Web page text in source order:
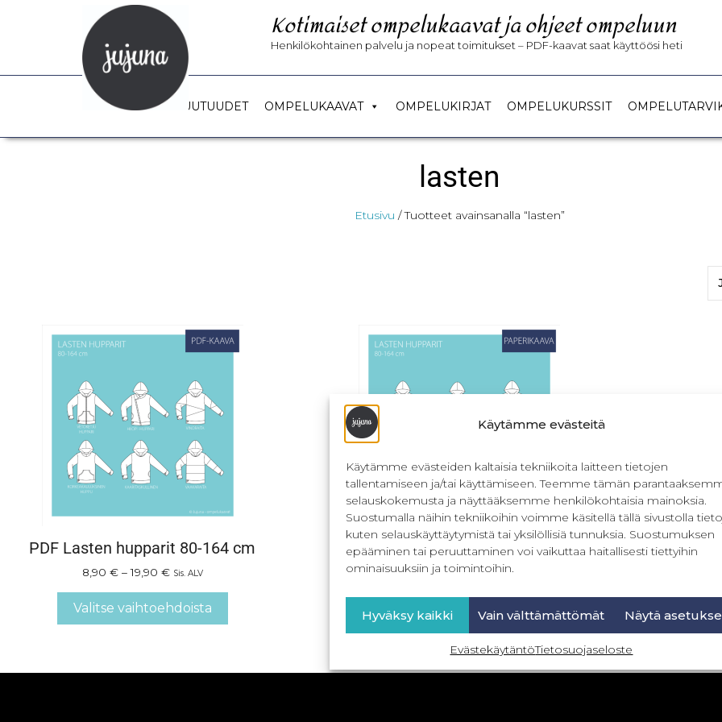
Käytämme evästeitä
Käytämme evästeiden kaltaisia tekniikoita laitteen tietojen
tallentamiseen ja/tai käyttämiseen. Teemme tämän
selauskokemusta ja näyttääksemme henkilökohtaisia mainoksia.
Suostumalla näihin tekniikoihin voimme käsitellä tällä sivustolla
kuten selauskäyttäytymistä tai yksilöllisiä tunnuksia. Suostumuksen
epääminen tai peruuttaminen voi vaikuttaa haitallisesti tiettyihin
ominaisuuksiin ja toimintoihin.
Hyväksy kaikki Vain välttämättömät Näytä
EvästekäytäntöTietosuojaseloste
Kotimaiset ompelukaavat ja ohjeet ompeluun
Henkilökohtainen palvelu ja nopeat toimitukset – PDF-kaavat saat käyttöösi heti
UUTUUDET OMPELUKAAVAT OMPELUKIRJAT OMPELUKURSSIT
lasten
Etusivu / Tuotteet avainsanalla “lasten”
PDF Lasten hupparit 80-164 cm
8,90 € – 19,90 € Sis. ALV
Valitse vaihtoehdoista
Lasten hupparit 80-164 cm
22,90€ Sis. ALV
Lisää ostoskoriin